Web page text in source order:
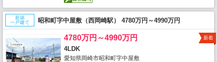
新築
一戸建て
昭和町字中屋敷（西岡崎駅） 4780万円～4990万円
4780万円～4990万円
4LDK
愛知県岡崎市昭和町字中屋敷
新着